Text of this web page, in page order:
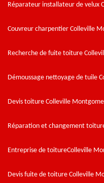
Réparateur installateur de velux
Couvreur charpentier Colleville
Recherche de fuite toiture
Démoussage nettoyage de tuile
Devis toiture Colleville
Réparation et changement
Entreprise de toitureColleville
Devis fuite de toiture Colleville